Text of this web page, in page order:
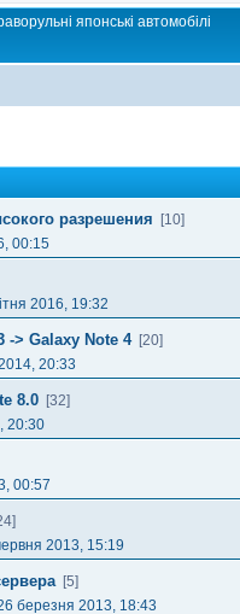
японські автомобілі
разрешения
[10]
00:15
2016, 19:32
-> Galaxy Note 4 [20]
20:33
8.0 [32]
20:30
00:57
2013, 15:19
[5]
березня 2013, 18:43